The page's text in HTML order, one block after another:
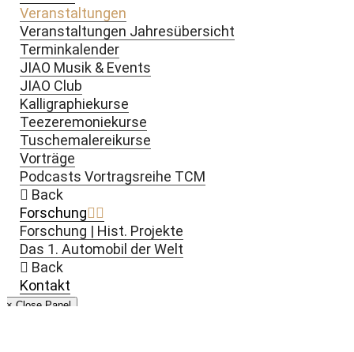
Veranstaltungen
Veranstaltungen Jahresübersicht
Terminkalender
JIAO Musik & Events
JIAO Club
Kalligraphiekurse
Teezeremoniekurse
Tuschemalereikurse
Vorträge
Podcasts Vortragsreihe TCM
Back
Forschung
Forschung | Hist. Projekte
Das 1. Automobil der Welt
Back
Kontakt
× Close Panel